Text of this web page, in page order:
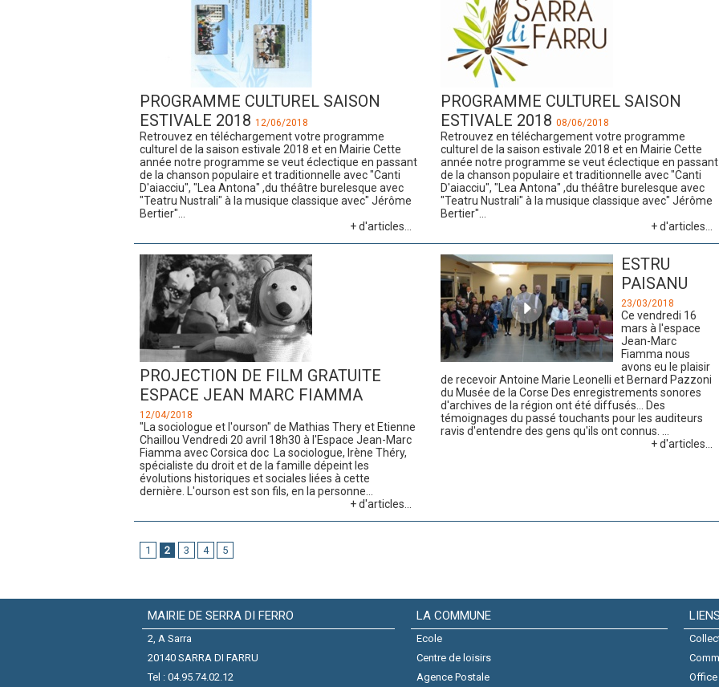
PROGRAMME CULTUREL SAISON
ESTIVALE 2018 12/06/2018
Retrouvez en téléchargement votre programme
culturel de la saison estivale 2018 et en Mairie Cette
année notre programme se veut éclectique en passant
de la chanson populaire et traditionnelle avec "Canti
D'aiacciu", "Lea Antona" ,du théâtre burelesque avec
"Teatru Nustrali" à la musique classique avec" Jérôme
Bertier"...
+ d'articles...
PROGRAMME CULTUREL SAISON
ESTIVALE 2018 08/06/2018
Retrouvez en téléchargement votre programme
culturel de la saison estivale 2018 et en Mairie Cette
année notre programme se veut éclectique en passant
de la chanson populaire et traditionnelle avec "Canti
D'aiacciu", "Lea Antona" ,du théâtre burelesque avec
"Teatru Nustrali" à la musique classique avec" Jérôme
Bertier"...
+ d'articles...
PROJECTION DE FILM GRATUITE
ESPACE JEAN MARC FIAMMA
12/04/2018
"La sociologue et l'ourson" de Mathias Thery et Etienne
Chaillou Vendredi 20 avril 18h30 à l'Espace Jean-Marc
Fiamma avec Corsica doc La sociologue, Irène Théry,
spécialiste du droit et de la famille dépeint les
évolutions historiques et sociales liées à cette
dernière. L'ourson est son fils, en la personne...
+ d'articles...
ESTRU
PAISANU
23/03/2018
Ce vendredi 16
mars à l'espace
Jean-Marc
Fiamma nous
avons eu le plaisir
de recevoir Antoine Marie Leonelli et Bernard Pazzoni
du Musée de la Corse Des enregistrements sonores
d'archives de la région ont été diffusés... Des
témoignages du passé touchants pour les auditeurs
ravis d'entendre des gens qu'ils ont connus. ...
+ d'articles...
1 2 3 4 5
MAIRIE DE SERRA DI FERRO
2, A Sarra
20140 SARRA DI FARRU
Tel : 04.95.74.02.12
LA COMMUNE
Ecole
Centre de loisirs
Agence Postale
Office